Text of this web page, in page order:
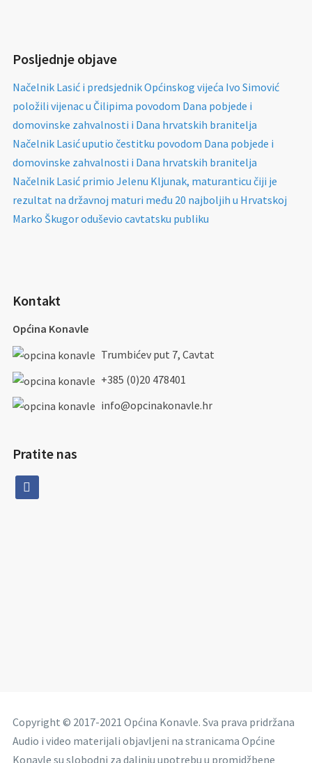
Posljednje objave
Načelnik Lasić i predsjednik Općinskog vijeća Ivo Simović
položili vijenac u Čilipima povodom Dana pobjede i
domovinske zahvalnosti i Dana hrvatskih branitelja
Načelnik Lasić uputio čestitku povodom Dana pobjede i
domovinske zahvalnosti i Dana hrvatskih branitelja
Načelnik Lasić primio Jelenu Kljunak, maturanticu čiji je
rezultat na državnoj maturi među 20 najboljih u Hrvatskoj
Marko Škugor oduševio cavtatsku publiku
Kontakt
Općina Konavle
Trumbićev put 7, Cavtat
+385 (0)20 478401
info@opcinakonavle.hr
Pratite nas
facebook
Copyright © 2017-2021 Općina Konavle. Sva prava pridržana
Audio i video materijali objavljeni na stranicama Općine
Konavle su slobodni za daljnju upotrebu u promidžbene